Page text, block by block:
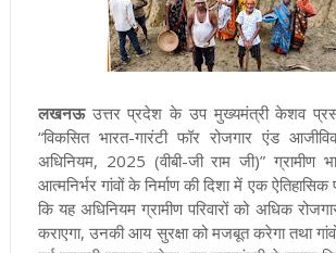
लखनऊ उत्तर प्रदेश के उप मुख्यमंत्री केशव
“विकसित भारत-गारंटी फॉर रोजगार एंड
अधिनियम, 2025 (वीबी-जी राम जी)” ग्रामीण
आत्मनिर्भर गांवों के निर्माण की दिशा में एक
कि यह अधिनियम ग्रामीण परिवारों को अधिक
कराएगा, उनकी आय सुरक्षा को मजबूत करेगा तथा